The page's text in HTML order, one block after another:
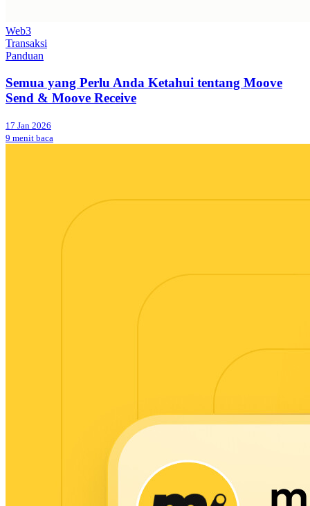
Web3
Transaksi
Panduan
Semua yang Perlu Anda Ketahui tentang Moove
Send & Moove Receive
17 Jan 2026
9 menit baca